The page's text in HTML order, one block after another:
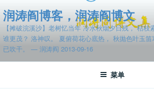
至
容
润涛阎博客，润涛阎博文
【摊破浣溪沙】老树忆当年 冷水秋烟夕日残， 枯
谁更茂？ 洛神叹。 夏俯荷花心底热， 秋抛色叶玉笛
已吹干。 — 润涛阎 2013-09-16
菜单